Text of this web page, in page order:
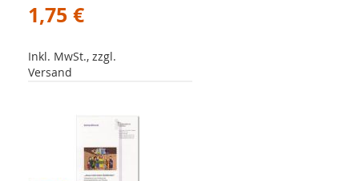
1,75 €
Inkl. MwSt., zzgl.
Versand